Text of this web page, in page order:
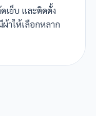
เย็บ และติดตั้ง
าให้เลือกหลาก